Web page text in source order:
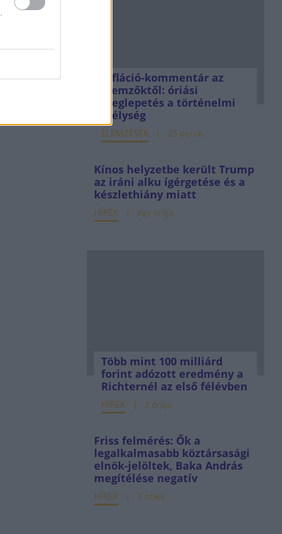
Infláció-kommentár az
elemzőktől: óriási
meglepetés a történelmi
mélység
ELEMZÉSEK 25 perce
Kínos helyzetbe került Trump
az iráni alku ígérgetése és a
készlethiány miatt
HÍREK egy órája
Több mint 100 milliárd
forint adózott eredmény a
Richternél az első félévben
HÍREK 2 órája
Friss felmérés: Ők a
legalkalmasabb köztársasági
elnök-jelöltek, Baka András
megítélése negatív
HÍREK 3 órája